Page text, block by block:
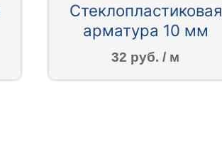
Стеклопластиковая
арматура 10 мм
32 руб. / м